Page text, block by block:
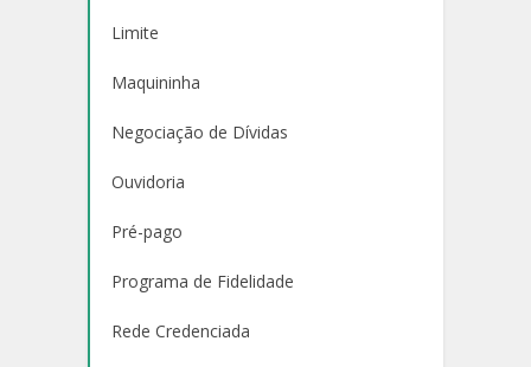
Limite
Maquininha
Negociação de Dívidas
Ouvidoria
Pré-pago
Programa de Fidelidade
Rede Credenciada